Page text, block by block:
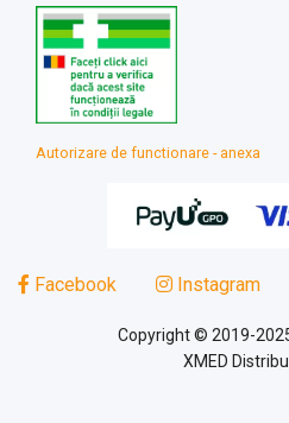
Autorizare de functionare - anexa
Facebook Instagram
Copyright © 2019-
XMED